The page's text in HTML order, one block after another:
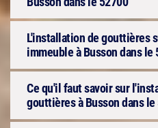
L'installation de gouttières
immeuble à Busson dans le
Ce qu'il faut savoir sur
gouttières à Busson dans le